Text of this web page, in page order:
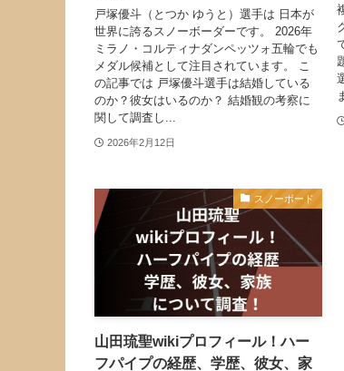
戸塚優斗（とつか ゆうと）選手は 日本が
世界に誇るスノーボーダーです。 2026年
ミラノ・コルティナダンペッツォ五輪でも
メダル候補として注目されています。 こ
の記事では 戸塚優斗選手は結婚している
のか？彼女はいるのか？ 結婚観の考察に
関して調査し...
2026年2月12日
スノーボード
山田琉聖wikiプロフィール！ハー
フパイプの経歴、学歴、彼女、家